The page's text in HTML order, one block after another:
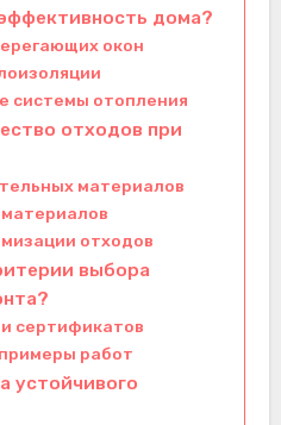
дома?
окон
системы отопления
отходов при
материалов
отходов
выбора
сертификатов
работ
устойчивого